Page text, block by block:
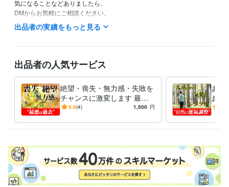
気になることなどありましたら、
DMからお気軽にご相談ください。
あなたの心と身体に余裕が広がるきっかけを、お届けします。
悩み相談・カウンセリング 気功、瞑想、風水、符咒、宝符
出品者の実績をもっと見る
出品者の人気サービス
絶望・喪失・無力感・失敗を
チャンスに激変します 最悪
を過去に――エネルギーの反
5.0(4) 1,500 円
あな
お任
みま